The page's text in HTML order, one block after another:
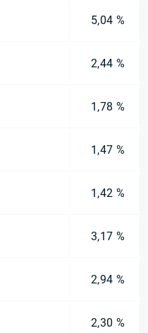
5,04 %
2,44 %
1,78 %
1,47 %
1,42 %
3,17 %
2,94 %
2,30 %